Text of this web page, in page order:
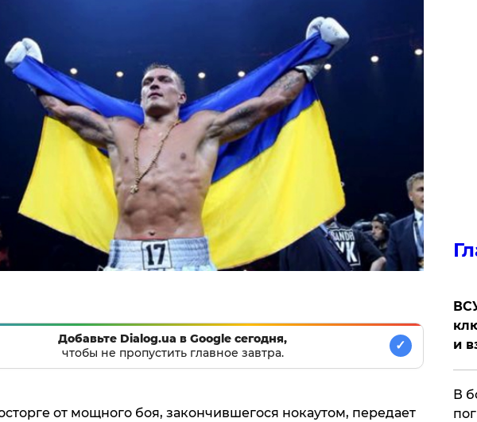
Добавьте Dialog.ua в Google сегодня,
чтобы не пропустить главное завтра.
✓
от мощного боя, закончившегося нокаутом, передает
и
В